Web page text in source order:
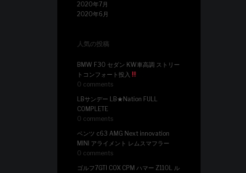
2020年7月
2020年6月
人気の投稿
BMW F30 セダン KW車高調 ストリー
トコンフォート投入
0 comments
LBサンデー LB★Nation FULL
COMPLETE
0 comments
ベンツ c63 AMG Next innovation
MINI アライメント レムスマフラー
0 comments
ゴルフ7GTI COX CPM ハマー Z110L ル